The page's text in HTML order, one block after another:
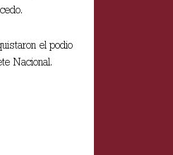
el podio
Nacional.